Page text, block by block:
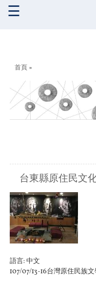
☰
您在這裡
首頁 »
台東縣原住民文
原住民族:卑南族
語言: 中文
107/07/13-16台灣原住民族